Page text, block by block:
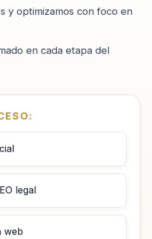
legal
web
y optimizamos con foco en
en cada etapa del